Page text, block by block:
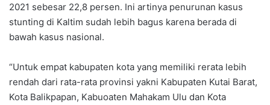
2021 sebesar 22,8 persen. Ini artinya penurunan kasus
stunting di Kaltim sudah lebih bagus karena berada di
bawah kasus nasional.
“Untuk empat kabupaten kota yang memiliki rerata lebih
rendah dari rata-rata provinsi yakni Kabupaten Kutai Barat,
Kota Balikpapan, Kabuoaten Mahakam Ulu dan Kota